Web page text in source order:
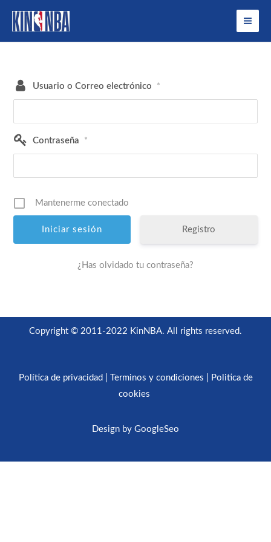
contenido
Usuario o Correo electrónico *
Contraseña *
Mantenerme conectado
Registro
¿Has olvidado tu contraseña?
Copyright © 2011-2022 KinNBA. All rights reserved.
Política de privacidad Terminos y condiciones
Politica de
cookies
Design by GoogleSeo